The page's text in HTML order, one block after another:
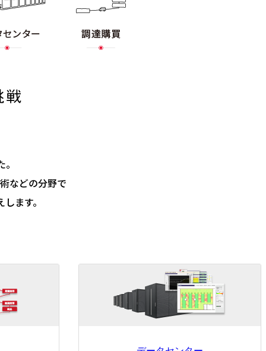
などの分野で
ます。